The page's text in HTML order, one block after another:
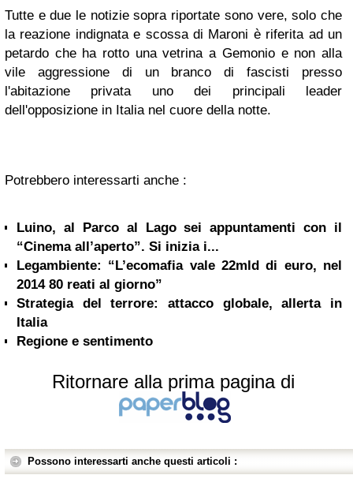
Tutte e due le notizie sopra riportate sono vere, solo che
la reazione indignata e scossa di Maroni è riferita ad un
petardo che ha rotto una vetrina a Gemonio e non alla
vile aggressione di un branco di fascisti presso
l'abitazione privata uno dei principali leader
dell'opposizione in Italia nel cuore della notte.
Potrebbero interessarti anche :
Luino, al Parco al Lago sei appuntamenti con il
“Cinema all’aperto”. Si inizia i...
Legambiente: “L’ecomafia vale 22mld di euro, nel
2014 80 reati al giorno”
Strategia del terrore: attacco globale, allerta in
Italia
Regione e sentimento
Ritornare alla prima pagina di
Possono interessarti anche questi articoli :